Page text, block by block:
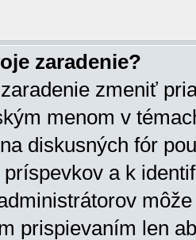
zaradenie?
zmeniť
menom v
diskusných fór
a k
prispievaním len